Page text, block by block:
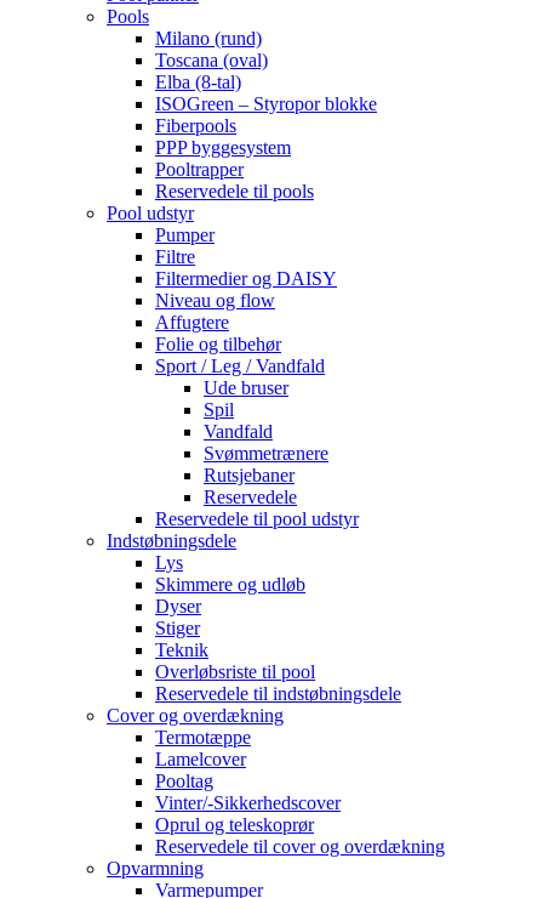
Pools
Milano (rund)
Toscana (oval)
Elba (8-tal)
ISOGreen – Styropor blokke
Fiberpools
PPP byggesystem
Pooltrapper
Reservedele til pools
Pool udstyr
Pumper
Filtre
Filtermedier og DAISY
Niveau og flow
Affugtere
Folie og tilbehør
Sport / Leg / Vandfald
Ude bruser
Spil
Vandfald
Svømmetrænere
Rutsjebaner
Reservedele
Reservedele til pool udstyr
Indstøbningsdele
Lys
Skimmere og udløb
Dyser
Stiger
Teknik
Overløbsriste til pool
Reservedele til indstøbningsdele
Cover og overdækning
Termotæppe
Lamelcover
Pooltag
Vinter/-Sikkerhedscover
Oprul og teleskoprør
Reservedele til cover og overdækning
Opvarmning
Varmepumper